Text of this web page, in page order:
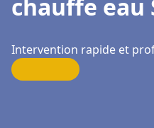
chauffe eau
Intervention rapide et